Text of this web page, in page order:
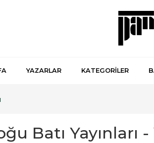
YAZARLAR KATEGORİLER
Batı Yayınları